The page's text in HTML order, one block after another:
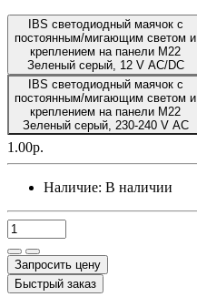
IBS светодиодный маячок с
постоянным/мигающим светом и
креплением на панели M22
Зеленый серый, 12 V AC/DC
IBS светодиодный маячок с
постоянным/мигающим светом и
креплением на панели M22
Зеленый серый, 230-240 V AC
1.00р.
Наличие: В наличии
Запросить цену
Быстрый заказ